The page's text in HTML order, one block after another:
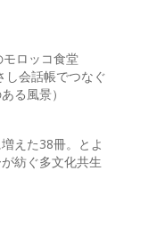
ロッコ食堂
し会話帳でつなぐ
る風景）
えた38冊。とよ
紡ぐ多文化共生